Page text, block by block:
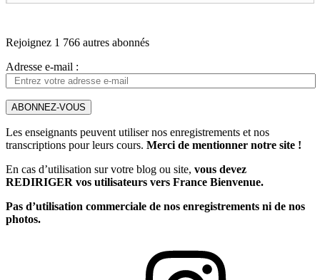
Rejoignez 1 766 autres abonnés
Adresse e-mail :
ABONNEZ-VOUS
Les enseignants peuvent utiliser nos enregistrements et nos
transcriptions pour leurs cours. Merci de mentionner notre site !
En cas d’utilisation sur votre blog ou site, vous devez
REDIRIGER vos utilisateurs vers France Bienvenue.
Pas d’utilisation commerciale de nos enregistrements ni de nos
photos.